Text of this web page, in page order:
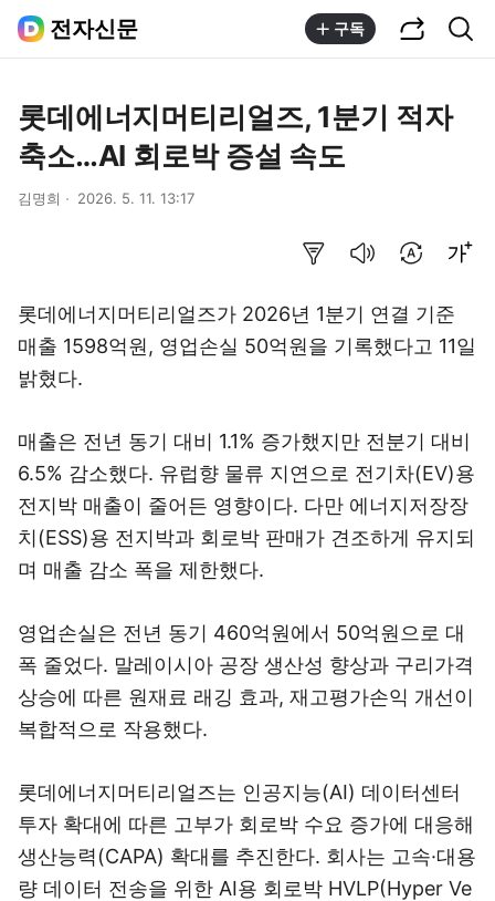
전자신문 구독
롯데에너지머티리얼즈, 1분기 적자
축소…AI 회로박 증설 속도
김명희 2026. 5. 11. 13:17
롯데에너지머티리얼즈가 2026년 1분기 연결 기준
매출 1598억원, 영업손실 50억원을 기록했다고 11일
밝혔다.
매출은 전년 동기 대비 1.1% 증가했지만 전분기 대비
6.5% 감소했다. 유럽향 물류 지연으로 전기차(EV)용
전지박 매출이 줄어든 영향이다. 다만 에너지저장장
치(ESS)용 전지박과 회로박 판매가 견조하게 유지되
며 매출 감소 폭을 제한했다.
영업손실은 전년 동기 460억원에서 50억원으로 대
폭 줄었다. 말레이시아 공장 생산성 향상과 구리가격
상승에 따른 원재료 래깅 효과, 재고평가손익 개선이
복합적으로 작용했다.
롯데에너지머티리얼즈는 인공지능(AI) 데이터센터
투자 확대에 따른 고부가 회로박 수요 증가에 대응해
생산능력(CAPA) 확대를 추진한다. 회사는 고속·대용
량 데이터 전송을 위한 AI용 회로박 HVLP(Hyper Ve